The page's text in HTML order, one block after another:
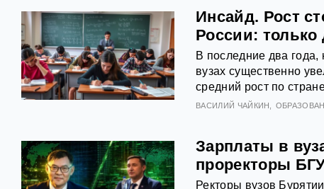
Инсайд. Рост
России: только
В последние два года,
вузах существенно
средний рост по
ВАСИЛИЙ ЧАЙКИН
Зарплаты в
проректоры
Ректоры вузов